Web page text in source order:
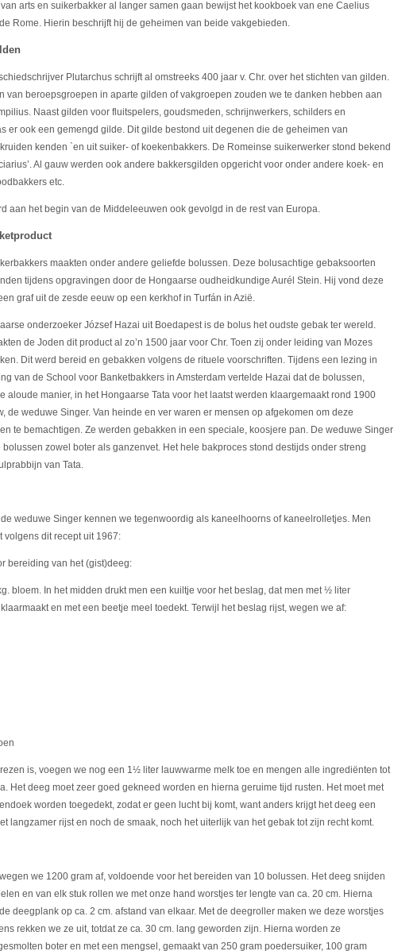
arts en suikerbakker al langer samen gaan bewijst het kookboek van ene Caelius
Rome. Hierin beschrijft hij de geheimen van beide vakgebieden.
Plutarchus schrijft al omstreeks 400 jaar v. Chr. over het stichten van gilden.
van beroepsgroepen in aparte gilden of vakgroepen zouden we te danken hebben aan
Naast gilden voor fluitspelers, goudsmeden, schrijnwerkers, schilders en
er ook een gemengd gilde. Dit gilde bestond uit degenen die de geheimen van
kenden `en uit suiker- of koekenbakkers. De Romeinse suikerwerker stond bekend
Al gauw werden ook andere bakkersgilden opgericht voor onder andere koek- en
etc.
aan het begin van de Middeleeuwen ook gevolgd in de rest van Europa.
maakten onder andere geliefde bolussen. Deze bolusachtige gebaksoorten
tijdens opgravingen door de Hongaarse oudheidkundige Aurél Stein. Hij vond deze
graf uit de zesde eeuw op een kerkhof in Turfán in Azië.
onderzoeker József Hazai uit Boedapest is de bolus het oudste gebak ter wereld.
de Joden dit product al zo’n 1500 jaar voor Chr. Toen zij onder leiding van Mozes
Dit werd bereid en gebakken volgens de rituele voorschriften. Tijdens een lezing in
van de School voor Banketbakkers in Amsterdam vertelde Hazai dat de bolussen,
aloude manier, in het Hongaarse Tata voor het laatst werden klaargemaakt rond 1900
de weduwe Singer. Van heinde en ver waren er mensen op afgekomen om deze
te bemachtigen. Ze werden gebakken in een speciale, koosjere pan. De weduwe Singer
zowel boter als ganzenvet. Het hele bakproces stond destijds onder streng
van Tata.
weduwe Singer kennen we tegenwoordig als kaneelhoorns of kaneelrolletjes. Men
volgens dit recept uit 1967:
bereiding van het (gist)deeg:
bloem. In het midden drukt men een kuiltje voor het beslag, dat men met ½ liter
en met een beetje meel toedekt. Terwijl het beslag rijst, wegen we af:
is, voegen we nog een 1½ liter lauwwarme melk toe en mengen alle ingrediënten tot
Het deeg moet zeer goed gekneed worden en hierna geruime tijd rusten. Het moet met
worden toegedekt, zodat er geen lucht bij komt, want anders krijgt het deeg een
langzamer rijst en noch de smaak, noch het uiterlijk van het gebak tot zijn recht komt.
we 1200 gram af, voldoende voor het bereiden van 10 bolussen. Het deeg snijden
en van elk stuk rollen we met onze hand worstjes ter lengte van ca. 20 cm. Hierna
deegplank op ca. 2 cm. afstand van elkaar. Met de deegroller maken we deze worstjes
rekken we ze uit, totdat ze ca. 30 cm. lang geworden zijn. Hierna worden ze
boter en met een mengsel, gemaakt van 250 gram poedersuiker, 100 gram